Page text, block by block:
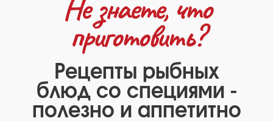
Рецепты рыбных
блюд со специями -
полезно и аппетитно
Не знаете, что
приготовить?
Все Мясо Курица Рыба